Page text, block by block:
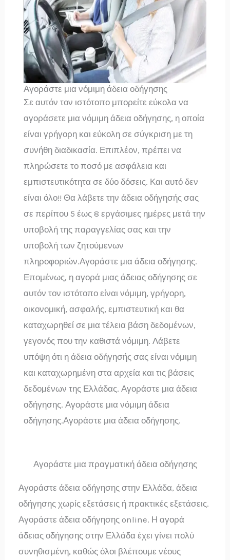
Αγοράστε μια νόμιμη άδεια οδήγησης
Σε αυτόν τον ιστότοπο μπορείτε εύκολα να
αγοράσετε μια νόμιμη άδεια οδήγησης, η οποία
είναι γρήγορη και εύκολη σε σύγκριση με τη
συνήθη διαδικασία. Επιπλέον, πρέπει να
πληρώσετε το ποσό με ασφάλεια και
εμπιστευτικότητα σε δύο δόσεις. Και αυτό δεν
είναι όλο!! Θα λάβετε την άδεια οδήγησής σας
σε περίπου 5 έως 8 εργάσιμες ημέρες μετά την
υποβολή της παραγγελίας σας και την
υποβολή των ζητούμενων
πληροφοριών.Αγοράστε μια άδεια οδήγησης.
Επομένως, η αγορά μιας άδειας οδήγησης σε
αυτόν τον ιστότοπο είναι νόμιμη, γρήγορη,
οικονομική, ασφαλής, εμπιστευτική και θα
καταχωρηθεί σε μια τέλεια βάση δεδομένων,
γεγονός που την καθιστά νόμιμη. Λάβετε
υπόψη ότι η άδεια οδήγησής σας είναι νόμιμη
και καταχωρημένη στα αρχεία και τις βάσεις
δεδομένων της Ελλάδας. Αγοράστε μια άδεια
οδήγησης. Αγοράστε μια νόμιμη άδεια
οδήγησης.Αγοράστε μια άδεια οδήγησης.
Αγοράστε μια πραγματική άδεια οδήγησης
Αγοράστε άδεια οδήγησης στην Ελλάδα, άδεια
οδήγησης χωρίς εξετάσεις ή πρακτικές εξετάσεις.
Αγοράστε άδεια οδήγησης online. Η αγορά
άδειας οδήγησης στην Ελλάδα έχει γίνει πολύ
συνηθισμένη, καθώς όλοι βλέπουμε νέους